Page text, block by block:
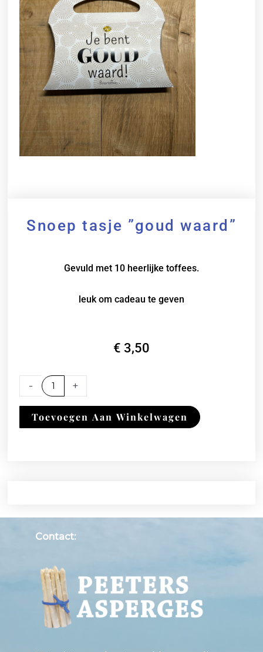
Snoep tasje ”goud waard”
Gevuld met 10 heerlijke toffees.
leuk om cadeau te geven
€ 3,50
-
Snoep
tasje
''goud
waard''
+
Toevoegen Aan Winkelwagen
Contact: